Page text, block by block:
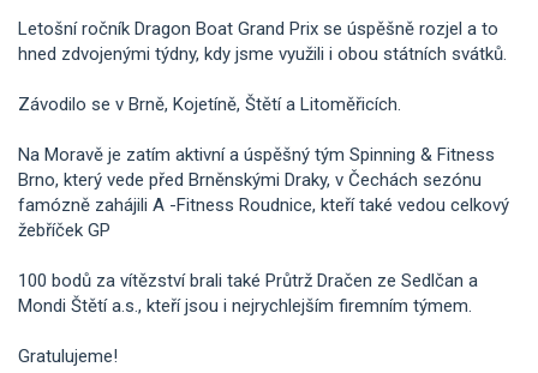
Letošní ročník Dragon Boat Grand Prix se úspěšně rozjel a to
hned zdvojenými týdny, kdy jsme využili i obou státních svátků.
Závodilo se v Brně, Kojetíně, Štětí a Litoměřicích.
Na Moravě je zatím aktivní a úspěšný tým Spinning & Fitness
Brno, který vede před Brněnskými Draky, v Čechách sezónu
famózně zahájili A -Fitness Roudnice, kteří také vedou celkový
žebříček GP
100 bodů za vítězství brali také Průtrž Dračen ze Sedlčan a
Mondi Štětí a.s., kteří jsou i nejrychlejším firemním týmem.
Gratulujeme!